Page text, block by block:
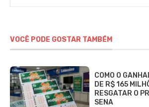
VOCÊ PODE GOSTAR TAMBÉM
COMO O
DE R$ 165
RESGATAR O
SENA